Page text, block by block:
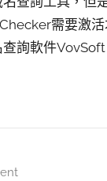
需要激
詢軟件